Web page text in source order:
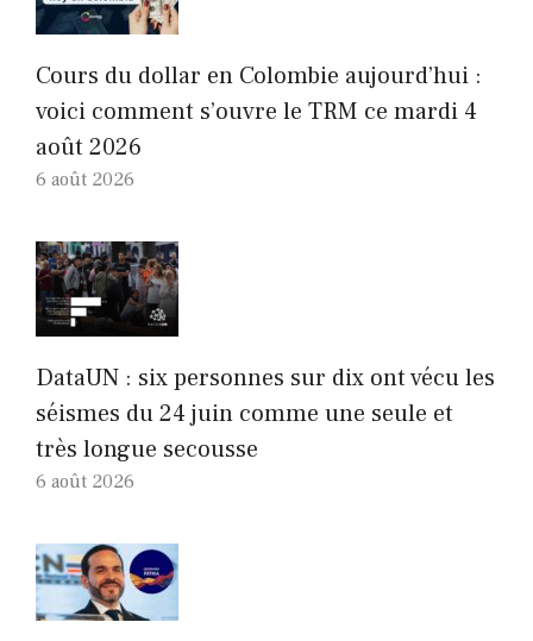
Cours du dollar en Colombie aujourd’hui :
voici comment s’ouvre le TRM ce mardi 4
août 2026
6 août 2026
DataUN : six personnes sur dix ont vécu les
séismes du 24 juin comme une seule et
très longue secousse
6 août 2026